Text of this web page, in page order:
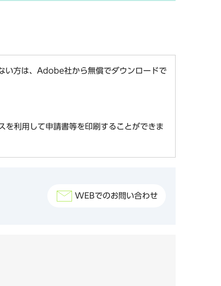
方は、Adobe社から無償でダウンロードで
を利用して申請書等を印刷することができま
WEBでのお問い合わせ